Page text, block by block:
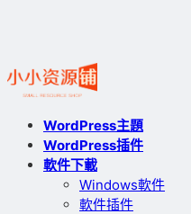
WordPress主題
WordPress插件
軟件下載
Windows軟件
軟件插件